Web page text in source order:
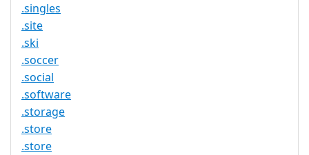
.singles
.site
.ski
.soccer
.social
.software
.storage
.store
.store